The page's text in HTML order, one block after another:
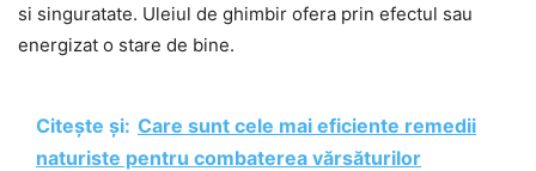
si singuratate. Uleiul de ghimbir ofera prin efectul sau
energizat o stare de bine.
Citește și: Care sunt cele mai eficiente remedii
naturiste pentru combaterea vărsăturilor